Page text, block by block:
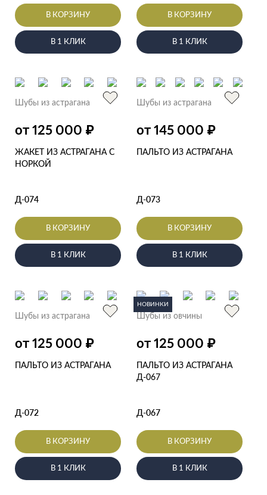
В КОРЗИНУ
В 1 КЛИК
В КОРЗИНУ
В 1 КЛИК
Шубы из астрагана
от 125 000 ₽
ЖАКЕТ ИЗ АСТРАГАНА С
НОРКОЙ
Д-074
В КОРЗИНУ
В 1 КЛИК
Шубы из астрагана
от 145 000 ₽
ПАЛЬТО ИЗ АСТРАГАНА
Д-073
В КОРЗИНУ
В 1 КЛИК
Шубы из астрагана
от 125 000 ₽
ПАЛЬТО ИЗ АСТРАГАНА
Д-072
В КОРЗИНУ
В 1 КЛИК
НОВИНКИ
Шубы из овчины
от 125 000 ₽
ПАЛЬТО ИЗ АСТРАГАНА
Д-067
Д-067
В КОРЗИНУ
В 1 КЛИК